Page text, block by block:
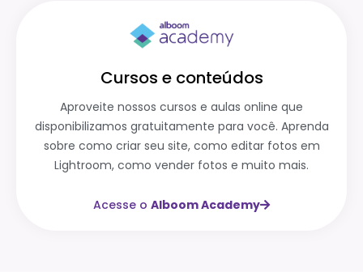
Cursos e conteúdos
Aproveite nossos cursos e aulas online que
disponibilizamos gratuitamente para você. Aprenda
sobre como criar seu site, como editar fotos em
Lightroom, como vender fotos e muito mais.
Acesse o Alboom Academy